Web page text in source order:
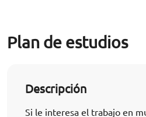
Plan de estudios
Descripción
Si le interesa el trabajo en